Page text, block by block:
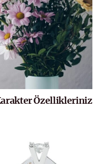
Özellikleriniz